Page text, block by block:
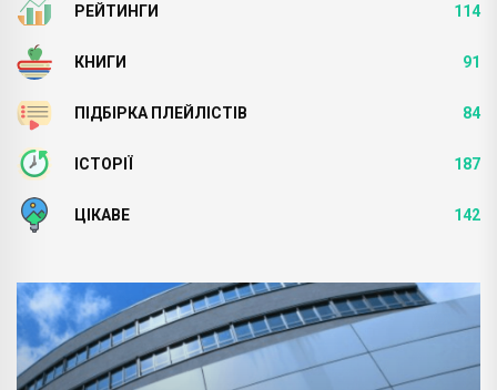
РЕЙТИНГИ 114
КНИГИ 91
ПІДБІРКА ПЛЕЙЛІСТІВ 84
ІСТОРІЇ 187
ЦІКАВЕ 142